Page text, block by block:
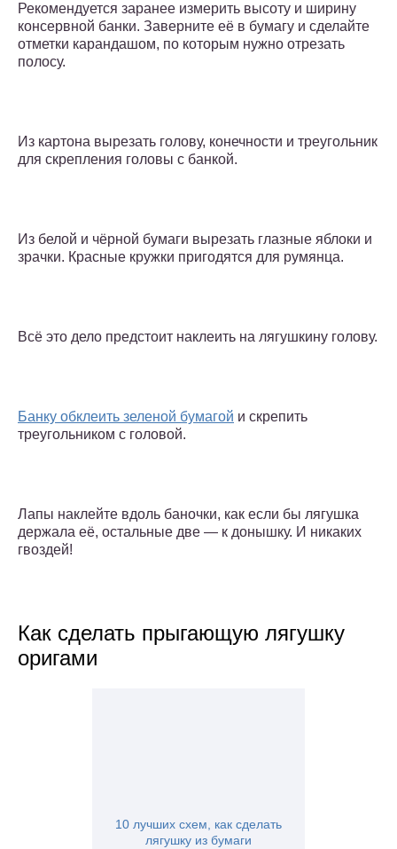
Рекомендуется заранее измерить высоту и ширину
консервной банки. Заверните её в бумагу и сделайте
отметки карандашом, по которым нужно отрезать
полосу.
Из картона вырезать голову, конечности и треугольник
для скрепления головы с банкой.
Из белой и чёрной бумаги вырезать глазные яблоки и
зрачки. Красные кружки пригодятся для румянца.
Всё это дело предстоит наклеить на лягушкину голову.
Банку обклеить зеленой бумагой и скрепить
треугольником с головой.
Лапы наклейте вдоль баночки, как если бы лягушка
держала её, остальные две — к донышку. И никаких
гвоздей!
Как сделать прыгающую лягушку
оригами
10 лучших схем, как сделать
лягушку из бумаги